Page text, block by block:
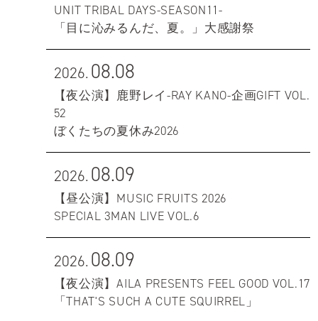
UNIT TRIBAL DAYS-SEASON11-
「目に沁みるんだ、夏。」大感謝祭
2026.08.08
【夜公演】鹿野レイ-RAY KANO-企画GIFT VOL.
52
ぼくたちの夏休み2026
2026.08.09
【昼公演】MUSIC FRUITS 2026
SPECIAL 3MAN LIVE VOL.6
2026.08.09
【夜公演】AILA PRESENTS FEEL GOOD VOL.17
「THAT'S SUCH A CUTE SQUIRREL」